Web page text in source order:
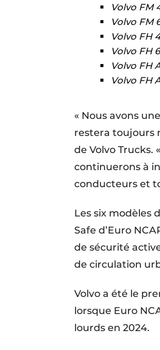
Volvo FM
Volvo FM
Volvo FH
Volvo FH
Volvo FH
Volvo FH
« Nous avons
restera toujours
de Volvo Trucks.
continuerons à
conducteurs et
Les six modèles
Safe d’Euro
de sécurité
de circulation
Volvo a été le
lorsque Euro
lourds en 2024.